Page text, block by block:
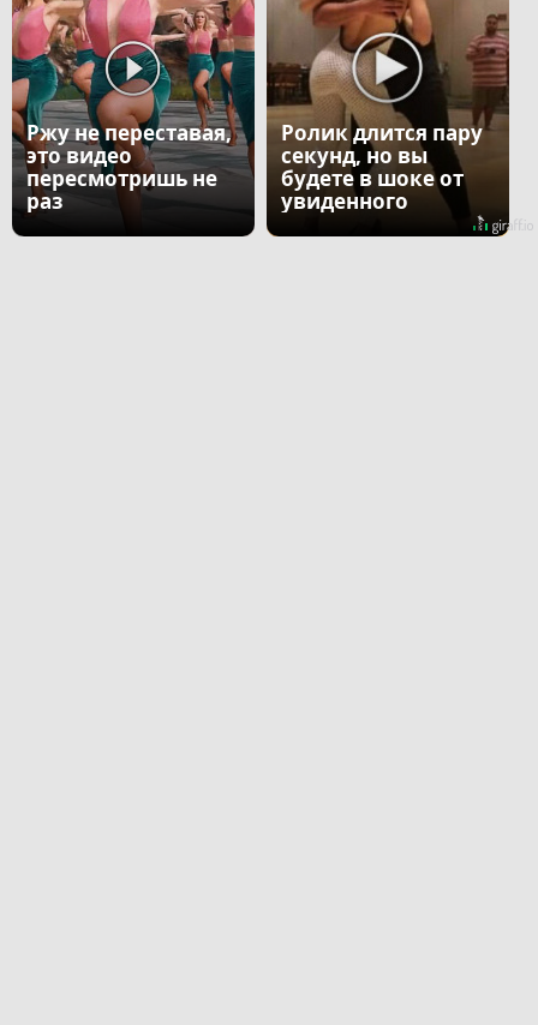
Ржу не переставая,
это видео
пересмотришь не
раз
Ролик длится пару
секунд, но вы
будете в шоке от
увиденного